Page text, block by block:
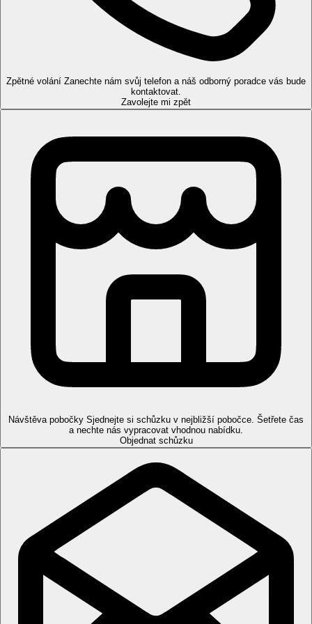
dospělou klientelu je ideální volbou pro páry hledající luxusní a
ničím nerušenou dovolenou.
Larnaca, cca 3 km od města Paphos. Nejbližší obchody a
restaurace cca 500 m od hotelu.
Hlavní budova a několik vedlejších budov, vstupní hala s
recepcí, hlavní restaurace, restaurace à la carte, lobby bar,
minimarket, bar s živou hudbou, sport bar s velkoplošnou TV.
zdarma, bar u bazénu.
: koupelna (vysoušeč vlasů, župany), WC, TV/sat.,
DVD přehrávač, trezor, telefon, set na přípravu kávy a čaje,
: prostornější, ložnice oddělená od obývací části
posuvnými dveřmi, 50m2.
Suite, Superior, Výhled na moře:
prostornější, výhled
na moře, 52m2.
K dispozici bezbariérové junior suite: vždy na vyžádání dle
konkrétních požadavků klienta.
Uměle vytvořená písečná pláž přímo u hotelu. Lehátka,
slunečníky a osušky zdarma. Pro vstup do moře doporučujeme
Snídaně formou bufetu, tematické obědy a večeře formou
bufetu nebo výběru z menu (možný výběr restaurace,
nutná rezervace).
Ultra all inclusive
Snídaně, oběd a večeře formou bufetu
Naplněný minibar při příletu (doplnění za poplatek)
Zpětné volání Zanechte nám svůj telefon a náš odborný poradce vás bude
kontaktovat.
Zavolejte mi zpět
Návštěva pobočky Sjednejte si schůzku v nejbližší pobočce. Šetřete čas
a nechte nás vypracovat vhodnou nabídku.
Objednat schůzku